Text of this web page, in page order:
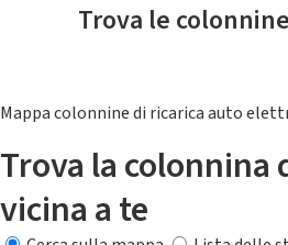
Trova le
Mappa colonnine di ricarica auto
Trova la colonnina
vicina a te